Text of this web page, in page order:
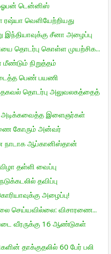
ஓபன் டென்னிஸ்
ரஷ்யா வெளியேற்றியது
இந்தியாவுக்கு சீனா அழைப்பு
தொடர்பு கொள்ள முயற்சிக...
மீண்டும் நிறுத்தம்
பெண் பயணி
தொடர்பு அலுவலகத்தைத்
அடிக்கவைத்த இளைஞர்கள்
கோரும் அன்வர்
நாடாக ஆப்கானிஸ்தான்
தள்ளி வைப்பு
தவிப்பு
அழைப்பு!
செய்யவில்லை: விசாரணை...
வீரருக்கு 16 ஆண்டுகள்
தாக்குதலில் 60 பேர் பலி